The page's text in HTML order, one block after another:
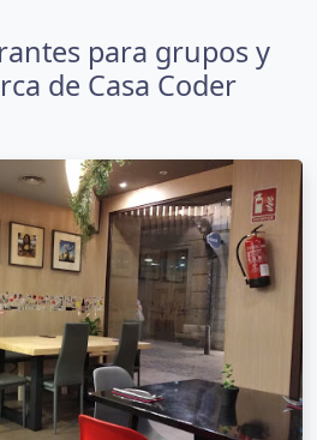
para grupos y
de Casa Coder